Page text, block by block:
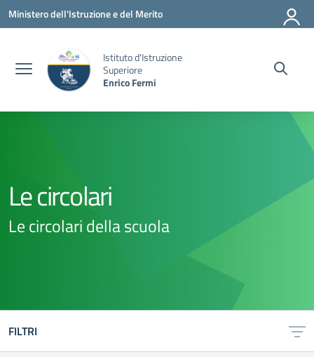
Vai ai contenuti
Vai al menu di navigazione
Vai al footer
Ministero dell'Istruzione e del Merito
Istituto d'Istruzione
Superiore
Enrico Fermi
Le circolari
Le circolari della scuola
FILTRI